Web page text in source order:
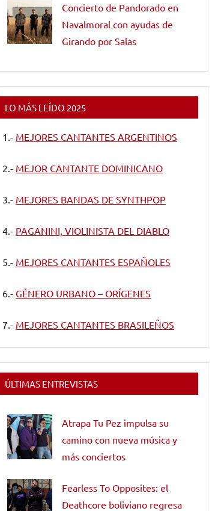
Concierto de Pandorado en
Navalmoral con ayudas de
Girando por Salas
LO MÁS LEÍDO 2025
1.- MEJORES CANTANTES ARGENTINOS
2.- MEJOR CANTANTE DOMINICANO
3.- MEJORES BANDAS DE SYNTHPOP
4.- PAGANINI, VIOLINISTA DEL DIABLO
5.- MEJORES CANTANTES ESPAÑOLES
6.- GÉNERO URBANO – ORÍGENES
7.- MEJORES CANTANTES BRASILEÑOS
ÚLTIMAS ENTREVISTAS
Atrapa Tu Pez impulsa su
camino con nueva música y
más conciertos
Fearless To Opposites: el
Deathcore boliviano regresa